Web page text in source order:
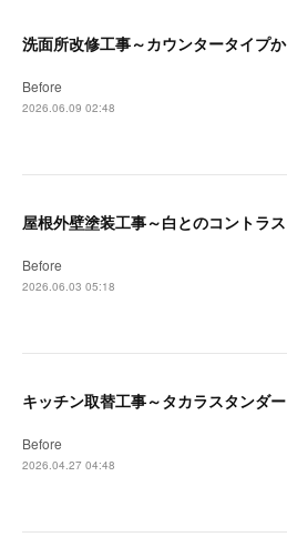
Before
2026.06.09 02:48
Before
2026.06.03 05:18
Before
2026.04.27 04:48